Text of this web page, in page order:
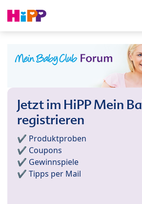
Jetzt im HiPP Mein
registrieren
✔️ Produktproben
✔️ Coupons
✔️ Gewinnspiele
✔️ Tipps per Mail